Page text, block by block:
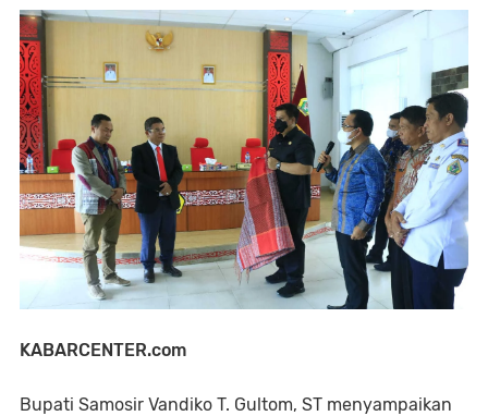
KABARCENTER.com
Bupati Samosir Vandiko T. Gultom, ST menyampaikan